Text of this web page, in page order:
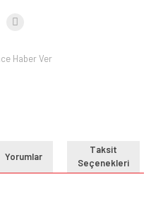
Haber Ver
Yorumlar
Taksit
Seçenekleri